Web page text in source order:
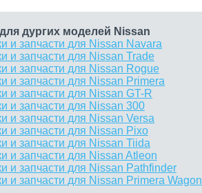
дургих моделей Nissan
и запчасти для Nissan Navara
и запчасти для Nissan Trade
и запчасти для Nissan Rogue
и запчасти для Nissan Primera
и запчасти для Nissan GT-R
и запчасти для Nissan 300
и запчасти для Nissan Versa
и запчасти для Nissan Pixo
и запчасти для Nissan Tiida
и запчасти для Nissan Atleon
и запчасти для Nissan Pathfinder
и запчасти для Nissan Primera Wagon